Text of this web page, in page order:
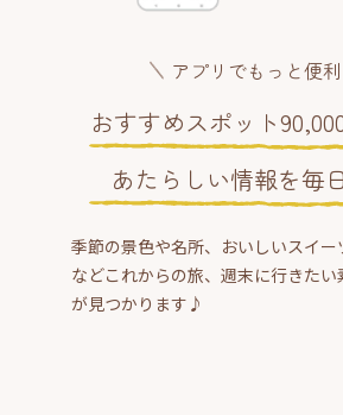
アプリでもっと便
おすすめスポット
あたらしい情報を毎
季節の景色や名所、おいしいスイー
などこれからの旅、週末に行きたい
が見つかります♪